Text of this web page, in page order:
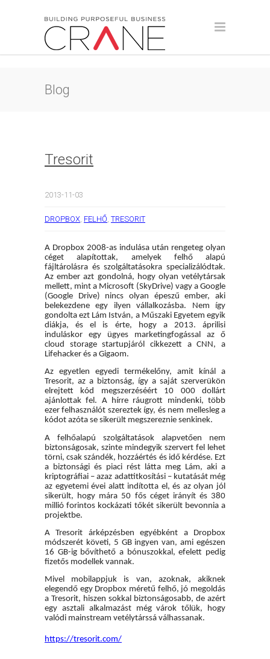
Blog
Tresorit
2013-11-03
DROPBOX, FELHŐ, TRESORIT
A Dropbox 2008-as indulása után rengeteg olyan
céget alapítottak, amelyek felhő alapú
fájltárolásra és szolgáltatásokra specializálódtak.
Az ember azt gondolná, hogy olyan vetélytársak
mellett, mint a Microsoft (SkyDrive) vagy a Google
(Google Drive) nincs olyan épeszű ember, aki
belekezdene egy ilyen vállalkozásba. Nem így
gondolta ezt Lám István, a Műszaki Egyetem egyik
diákja, és el is érte, hogy a 2013. áprilisi
induláskor egy ügyes marketingfogással az ő
cloud storage startupjáról cikkezett a CNN, a
Lifehacker és a Gigaom.
Az egyetlen egyedi termékelőny, amit kínál a
Tresorit, az a biztonság, így a saját szerverükön
elrejtett kód megszerzéséért 10 000 dollárt
ajánlottak fel. A hírre ráugrott mindenki, több
ezer felhasználót szereztek így, és nem mellesleg a
kódot azóta se sikerült megszereznie senkinek.
A felhőalapú szolgáltatások alapvetően nem
biztonságosak, szinte mindegyik szervert fel lehet
törni, csak szándék, hozzáértés és idő kérdése. Ezt
a biztonsági és piaci rést látta meg Lám, aki a
kriptográfiai – azaz adattitkosítási – kutatását még
az egyetemi évei alatt indította el, és az olyan jól
sikerült, hogy mára 50 fős céget irányít és 380
millió forintos kockázati tőkét sikerült bevonnia a
projektbe.
A Tresorit árképzésben egyébként a Dropbox
módszerét követi, 5 GB ingyen van, ami egészen
16 GB-ig bővíthető a bónuszokkal, efelett pedig
fizetős modellek vannak.
Mivel mobilappjuk is van, azoknak, akiknek
elegendő egy Dropbox méretű felhő, jó megoldás
a Tresorit, hiszen sokkal biztonságosabb, de azért
egy asztali alkalmazást még várok tőlük, hogy
valódi mainstream vetélytárssá válhassanak.
https://tresorit.com/